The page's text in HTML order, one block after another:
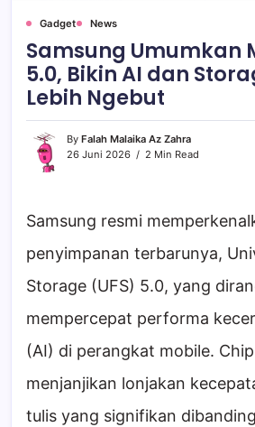
Gadget News
Samsung Umumkan
5.0, Bikin AI dan
Lebih Ngebut
By Falah Malaika Az Zahra
26 Juni 2026
2 Min Read
Samsung resmi
penyimpanan terbarunya,
Storage (UFS) 5.0, yang
mempercepat performa
(AI) di perangkat mobile.
menjanjikan lonjakan
tulis yang signifikan